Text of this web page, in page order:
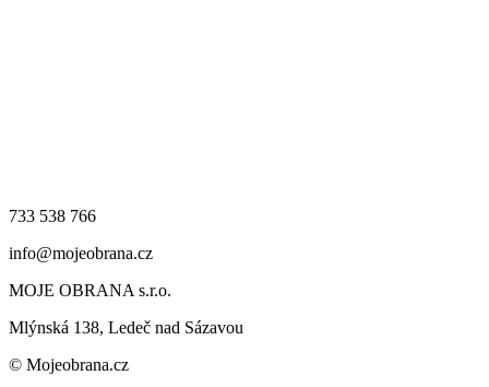
733 538 766
info@mojeobrana.cz
MOJE OBRANA s.r.o.
Mlýnská 138, Ledeč nad Sázavou
© Mojeobrana.cz